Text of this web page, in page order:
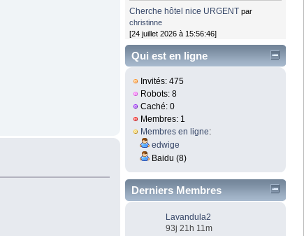
Cherche hôtel nice URGENT par
christinne
[24 juillet 2026 à 15:56:46]
Qui est en ligne
Invités: 475
Robots: 8
Caché: 0
Membres: 1
Membres en ligne:
edwige
Baidu (8)
Derniers Membres
Lavandula2
93j 21h 11m